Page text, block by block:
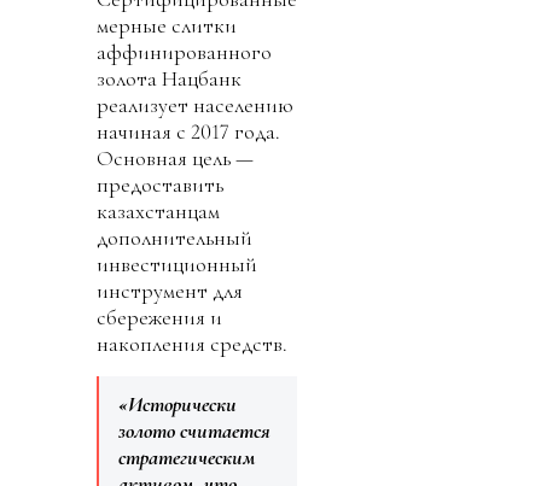
мерные слитки
аффинированного
золота Нацбанк
реализует населению
начиная с 2017 года.
Основная цель —
предоставить
казахстанцам
дополнительный
инвестиционный
инструмент для
сбережения и
накопления средств.
«Исторически
золото считается
стратегическим